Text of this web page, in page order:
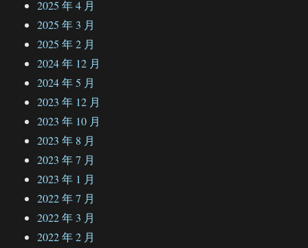
2025 年 4 月
2025 年 3 月
2025 年 2 月
2024 年 12 月
2024 年 5 月
2023 年 12 月
2023 年 10 月
2023 年 8 月
2023 年 7 月
2023 年 1 月
2022 年 7 月
2022 年 3 月
2022 年 2 月